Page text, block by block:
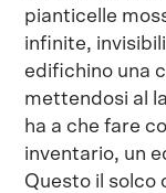
pianticelle
infinite,
edifichino una
mettendosi al
ha a che fare
inventario, un
Questo il